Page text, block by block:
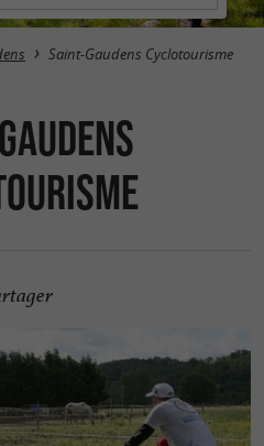
Saint-Gaudens Cyclotourisme